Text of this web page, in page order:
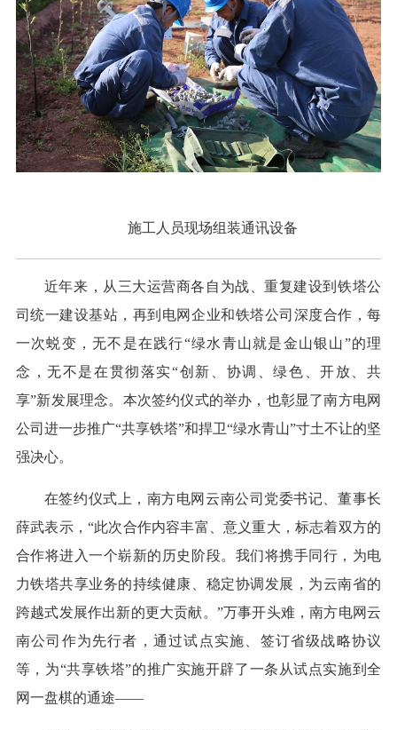
施工人员现场组装通讯设备
近年来，从三大运营商各自为战、重复建设到铁塔公
司统一建设基站，再到电网企业和铁塔公司深度合作，每
一次蜕变，无不是在践行“绿水青山就是金山银山”的理
念，无不是在贯彻落实“创新、协调、绿色、开放、共
享”新发展理念。本次签约仪式的举办，也彰显了南方电网
公司进一步推广“共享铁塔”和捍卫“绿水青山”寸土不让的坚
强决心。
在签约仪式上，南方电网云南公司党委书记、董事长
薛武表示，“此次合作内容丰富、意义重大，标志着双方的
合作将进入一个崭新的历史阶段。我们将携手同行，为电
力铁塔共享业务的持续健康、稳定协调发展，为云南省的
跨越式发展作出新的更大贡献。”万事开头难，南方电网云
南公司作为先行者，通过试点实施、签订省级战略协议
等，为“共享铁塔”的推广实施开辟了一条从试点实施到全
网一盘棋的通途——